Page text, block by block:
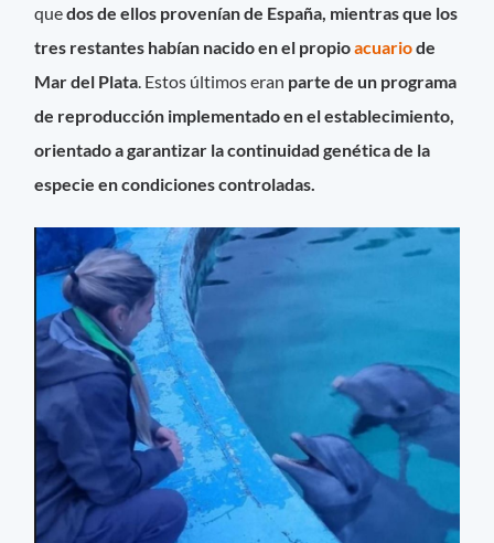
quedos de ellos provenían de España, mientras que los
tres restantes habían nacido en el propioacuariode
Mar del Plata. Estos últimos eran parte de un programa
de reproducción implementado en el establecimiento,
orientado a garantizar la continuidad genética de la
especie en condiciones controladas.